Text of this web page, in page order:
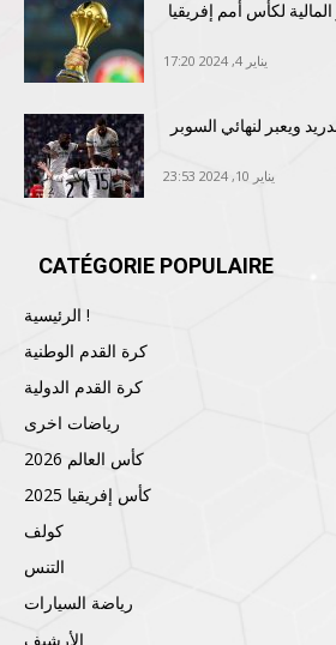
لكأس أمم إفريقيا
يناير 4, 2024 17:20
ويعبر لنهائي السوبر
يناير 10, 2024 23:53
CATÉGORIE POPULAIRE
الرئيسية !
كرة القدم الوطنية
كرة القدم الدولية
رياضات اخرى
كأس العالم 2026
كأس إفريقيا 2025
كولف
التنس
رياضة السيارات
الأرشيف